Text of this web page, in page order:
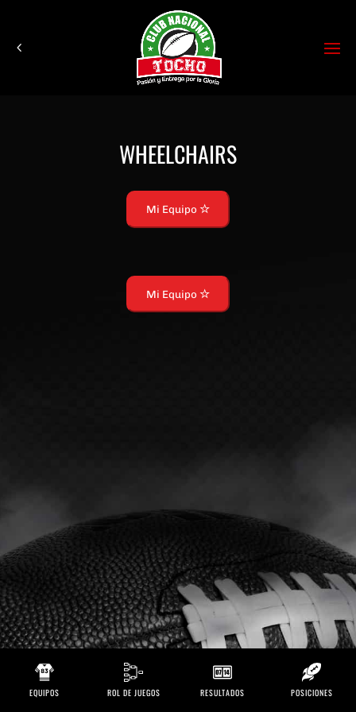
WHEELCHAIRS
Mi Equipo
Mi Equipo
EQUIPOS ROL DE JUEGOS RESULTADOS POSICIONES